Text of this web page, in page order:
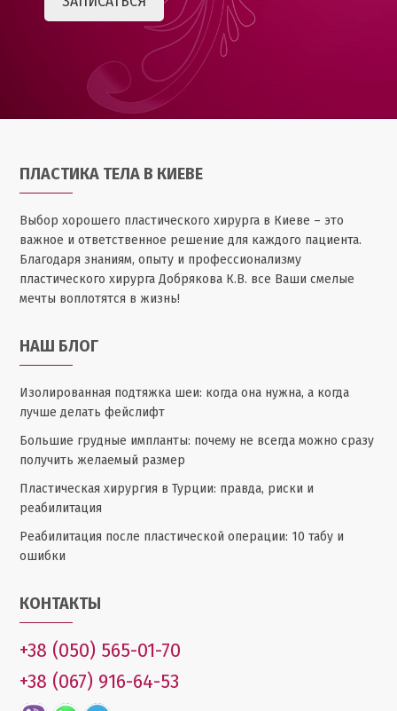
ПЛАСТИКА ТЕЛА В КИЕВЕ
Выбор хорошего пластического хирурга в Киеве – это
важное и ответственное решение для каждого пациента.
Благодаря знаниям, опыту и профессионализму
пластического хирурга Добрякова К.В. все Ваши смелые
мечты воплотятся в жизнь!
НАШ БЛОГ
Изолированная подтяжка шеи: когда она нужна, а когда
лучше делать фейслифт
Большие грудные импланты: почему не всегда можно сразу
получить желаемый размер
Пластическая хирургия в Турции: правда, риски и
реабилитация
Реабилитация после пластической операции: 10 табу и
ошибки
КОНТАКТЫ
+38 (050) 565-01-70
+38 (067) 916-64-53